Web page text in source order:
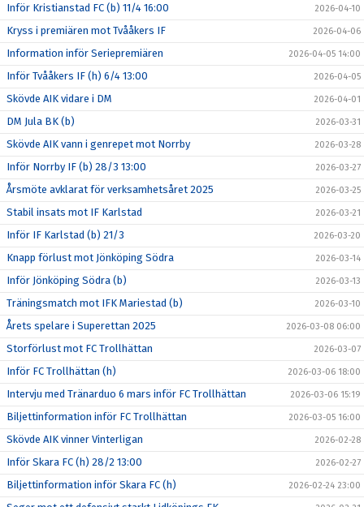
Inför Kristianstad FC (b) 11/4 16:00 2026-04-10
Kryss i premiären mot Tvååkers IF 2026-04-06
Information inför Seriepremiären 2026-04-05 14:00
Inför Tvååkers IF (h) 6/4 13:00 2026-04-05
Skövde AIK vidare i DM 2026-04-01
DM Jula BK (b) 2026-03-31
Skövde AIK vann i genrepet mot Norrby 2026-03-28
Inför Norrby IF (b) 28/3 13:00 2026-03-27
Årsmöte avklarat för verksamhetsåret 2025 2026-03-25
Stabil insats mot IF Karlstad 2026-03-21
Inför IF Karlstad (b) 21/3 2026-03-20
Knapp förlust mot Jönköping Södra 2026-03-14
Inför Jönköping Södra (b) 2026-03-13
Träningsmatch mot IFK Mariestad (b) 2026-03-10
Årets spelare i Superettan 2025 2026-03-08 06:00
Storförlust mot FC Trollhättan 2026-03-07
Inför FC Trollhättan (h) 2026-03-06 18:00
Intervju med Tränarduo 6 mars inför FC Trollhättan 2026-03-06 15:19
Biljettinformation inför FC Trollhättan 2026-03-05 16:00
Skövde AIK vinner Vinterligan 2026-02-28
Inför Skara FC (h) 28/2 13:00 2026-02-27
Biljettinformation inför Skara FC (h) 2026-02-24 23:00